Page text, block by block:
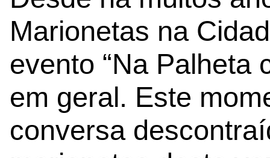
Marionetas na
evento “Na
em geral. Este
conversa